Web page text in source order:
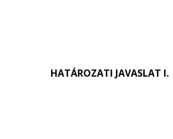
HATÁROZATI JAVASLAT I.